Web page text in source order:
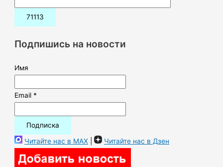
и
:Подпишись на новости
Имя
Email *
Читайте нас в MAX | Читайте нас в Дзен